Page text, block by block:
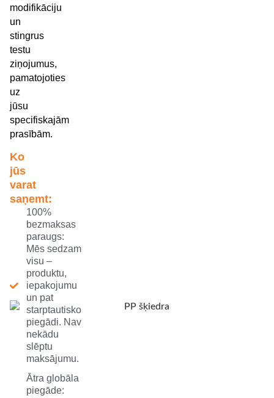
modifikāciju
un
stingrus
testu
ziņojumus,
pamatojoties
uz
jūsu
specifiskajām
prasībām.
Ko
jūs
varat
saņemt:
100%
bezmaksas
paraugs:
Mēs sedzam
visu –
produktu,
iepakojumu
un pat
starptautisko
piegādi. Nav
nekādu
slēptu
maksājumu.
Ātra globāla
piegāde: